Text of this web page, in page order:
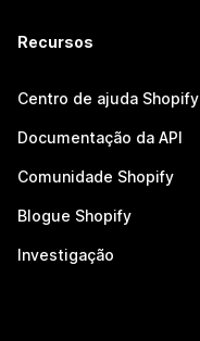
Recursos
Centro de ajuda Shopify
Documentação da API
Comunidade Shopify
Blogue Shopify
Investigação